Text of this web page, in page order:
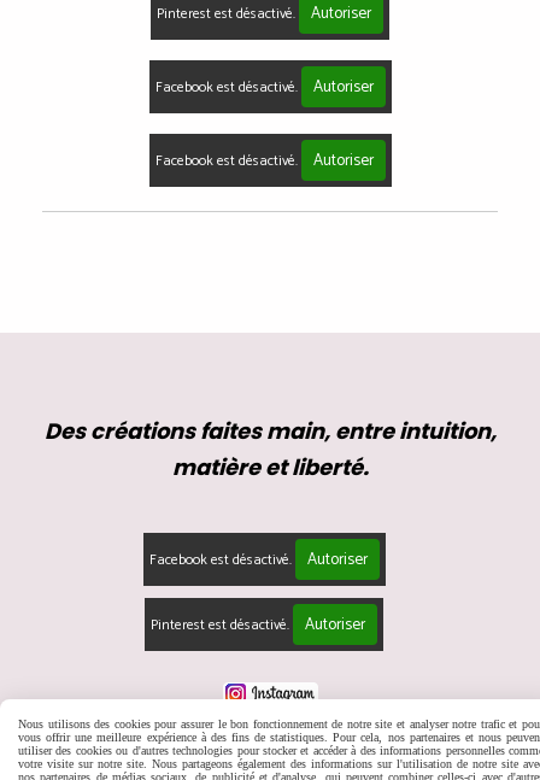
Pinterest est désactivé. Autoriser
Facebook est désactivé. Autoriser
Facebook est désactivé. Autoriser
Des créations faites main, entre intuition,
matière et liberté.
Facebook est désactivé. Autoriser
Pinterest est désactivé. Autoriser
Mentions Légales Conditions générales de vente
Se rétracter
Politique de confidentialité
Gestion cookies Mon Compte
Nous utilisons des cookies pour assurer le bon fonctionnement de notre site et analyser notre trafic et
vous offrir une meilleure expérience à des fins de statistiques. Pour cela, nos partenaires et nous
utiliser des cookies ou d'autres technologies pour stocker et accéder à des informations personnelles
votre visite sur notre site. Nous partageons également des informations sur l'utilisation de notre site
nos partenaires de médias sociaux, de publicité et d'analyse, qui peuvent combiner celles-ci avec